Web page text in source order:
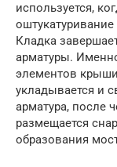
используется,
Кладка
арматуры.
элементов
укладывается и
арматура, после
размещается
образования